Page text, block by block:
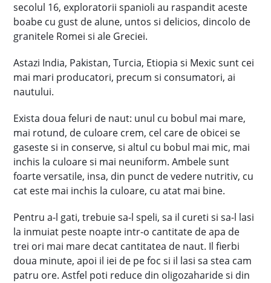
secolul 16, exploratorii spanioli au raspandit aceste
boabe cu gust de alune, untos si delicios, dincolo de
granitele Romei si ale Greciei.
Astazi India, Pakistan, Turcia, Etiopia si Mexic sunt cei
mai mari producatori, precum si consumatori, ai
nautului.
Exista doua feluri de naut: unul cu bobul mai mare,
mai rotund, de culoare crem, cel care de obicei se
gaseste si in conserve, si altul cu bobul mai mic, mai
inchis la culoare si mai neuniform. Ambele sunt
foarte versatile, insa, din punct de vedere nutritiv, cu
cat este mai inchis la culoare, cu atat mai bine.
Pentru a-l gati, trebuie sa-l speli, sa il cureti si sa-l lasi
la inmuiat peste noapte intr-o cantitate de apa de
trei ori mai mare decat cantitatea de naut. Il fierbi
doua minute, apoi il iei de pe foc si il lasi sa stea cam
patru ore. Astfel poti reduce din oligozaharide si din